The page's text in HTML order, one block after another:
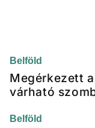
Belföld
Megérkezett
várható
Belföld